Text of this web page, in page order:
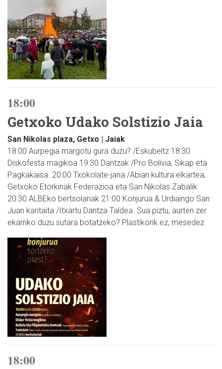
18:00
Getxoko Udako Solstizio Jaia
San Nikolas plaza, Getxo | Jaiak
18:00 Aurpegia margotu gura duzu? /Eskubeltz 18:30
Diskofesta magikoa 19:30 Dantzak /Pro Bolivia, Sikap eta
Pagkakaisa. 20:00 Txokolate-jana /Abian kultura elkartea,
Getxoko Etorkinak Federazioa eta San Nikolas Zabalik
20:30 ALBEko bertsolariak 21:00 Konjurua & Urdiaingo San
Juan kantaita /Itxartu Dantza Taldea. Sua piztu, aurten zer
ekarriko duzu sutara botatzeko? Plastikorik ez, mesedez.
18:00